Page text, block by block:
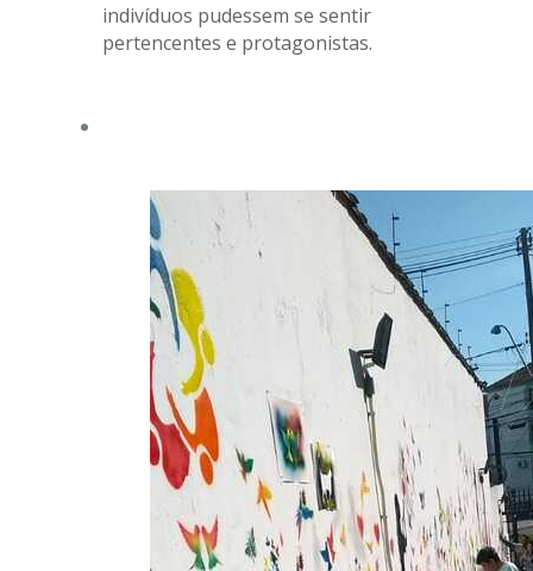
indivíduos pudessem se sentir
pertencentes e protagonistas.